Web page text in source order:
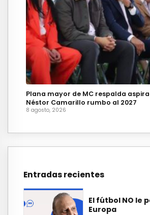
Plana mayor de MC respalda
Néstor Camarillo rumbo al 2027
8 agosto, 2026
Entradas recientes
El fútbol NO le
Europa